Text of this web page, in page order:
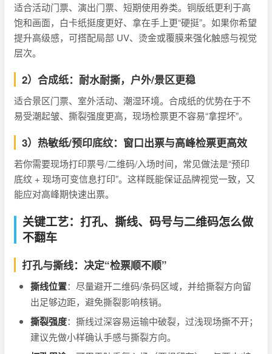
适合活动门票、演出门票、短期使用券类。铜版纸更利于高
饱和画面，白卡纸挺度更好、拿在手上更“硬挺”。如果你希望
提升高级感，可搭配局部 UV、烫金或覆膜来强化触感与视觉
层次。
2）合成纸：耐水耐撕，户外/景区更稳
适合景区门票、室外活动、潮湿环境。合成纸的优势在于不
易受潮起皱、撕裂强度更高，现场检票更不容易“拿捏坏”。
3）热敏纸/预印底纹：窗口出票与高峰检票更高效
若你需要现场打印票号/二维码/入场时间，常见做法是“预印
底纹 + 现场可变信息打印”。这样既能保证品牌视觉一致，又
能应对高峰期快速出票。
关键工艺：打孔、撕线、码号与二维码怎么做
不翻车
打孔与撕线：决定“检票顺不顺”
撕线位置：尽量避开二维码/条码区域，并给撕裂方向留
出足够边距，避免撕裂影响核销。
撕裂强度：撕线过深容易运输中破裂，过浅现场撕不开；
建议先做小样确认手感与撕裂方向。